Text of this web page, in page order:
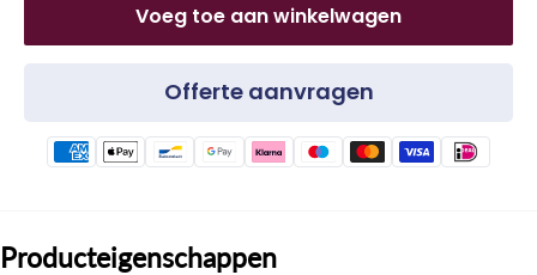
Voeg toe aan winkelwagen
Offerte aanvragen
Producteigenschappen